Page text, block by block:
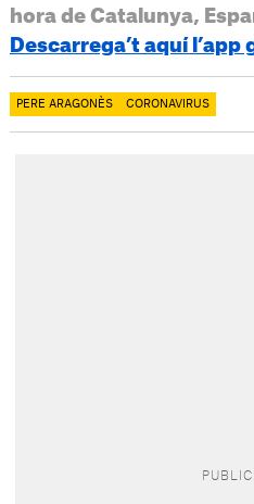
hora de Catalunya,
Descarrega’t aquí l’app
PERE ARAGONÈS CORONAVIRUS